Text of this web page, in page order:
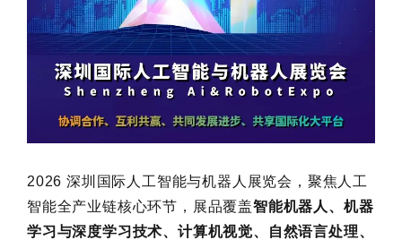
2026 深圳国际人工智能与机器人展览会，聚焦人工
智能全产业链核心环节，展品覆盖智能机器人、机器
学习与深度学习技术、计算机视觉、自然语言处理、